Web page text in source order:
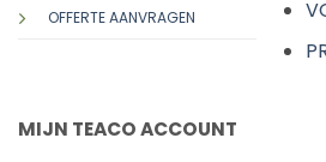
OFFERTE AANVRAGEN
MIJN TEACO ACCOUNT